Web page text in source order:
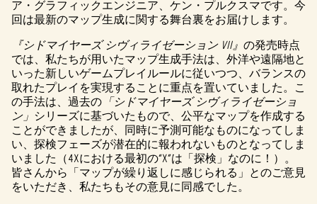
ア・グラフィックエンジニア、ケン・プルクスマです。今
回は最新のマップ生成に関する舞台裏をお届けします。
『シドマイヤーズ シヴィライゼーション VII』 の発売時点
では、私たちが用いたマップ生成手法は、外洋や遠隔地と
いった新しいゲームプレイルールに従いつつ、バランスの
取れたプレイを実現することに重点を置いていました。こ
の手法は、過去の 「シドマイヤーズ シヴィライゼーショ
ン」 シリーズに基づいたもので、公平なマップを作成する
ことができましたが、同時に予測可能なものになってしま
い、探検フェーズが潜在的に報われないものとなってしま
いました（4Xにおける最初の“X”は「探検」なのに！）。
皆さんから「マップが繰り返しに感じられる」とのご意見
をいただき、私たちもその意見に同感でした。